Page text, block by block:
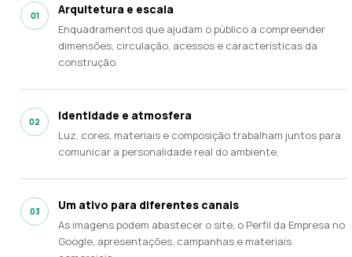
01 Arquitetura e escala
Enquadramentos que ajudam o público a compreender
dimensões, circulação, acessos e características da
construção.
02 Identidade e atmosfera
Luz, cores, materiais e composição trabalham juntos para
comunicar a personalidade real do ambiente.
03 Um ativo para diferentes canais
As imagens podem abastecer o site, o Perfil da Empresa no
Google, apresentações, campanhas e materiais